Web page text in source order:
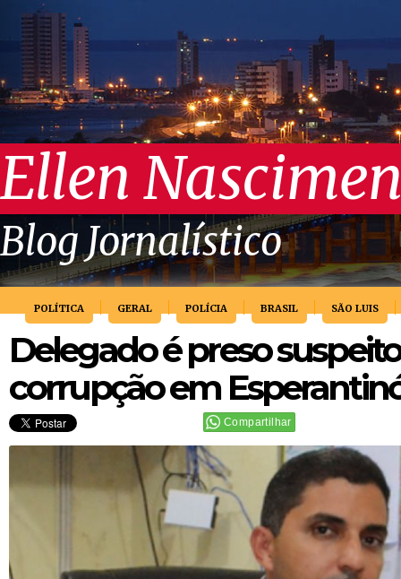
Ellen
Blog Jornalístico
POLÍTICA GERAL POLÍCIA BRASIL SÃO LUIS
Delegado é preso
corrupção em
Compartilhar